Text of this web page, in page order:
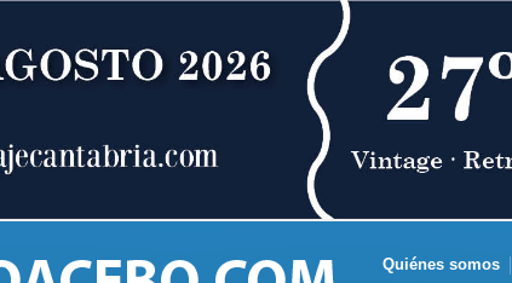
Quiénes somos